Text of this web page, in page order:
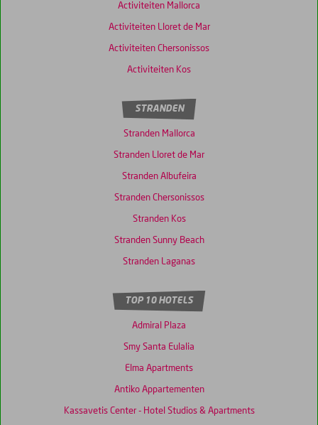
Activiteiten Mallorca
Activiteiten Lloret de Mar
Activiteiten Chersonissos
Activiteiten Kos
STRANDEN
Stranden Mallorca
Stranden Lloret de Mar
Stranden Albufeira
Stranden Chersonissos
Stranden Kos
Stranden Sunny Beach
Stranden Laganas
TOP 10 HOTELS
Admiral Plaza
Smy Santa Eulalia
Elma Apartments
Antiko Appartementen
Kassavetis Center - Hotel Studios & Apartments